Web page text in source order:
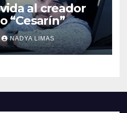
al creador
de contenido “Cesarín”
NADYA LIMAS